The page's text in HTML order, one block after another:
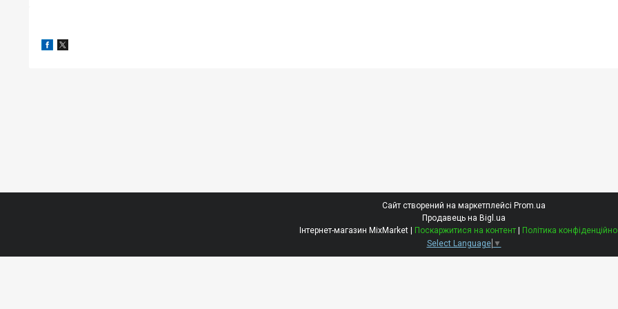
Сайт створений на маркетплейсі Prom.ua
Продавець на Bigl.ua
Поскаржитися на контент
Політика
Select Language ▼